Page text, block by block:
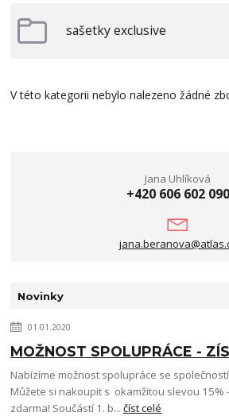
sašetky exclusive
V této kategorii nebylo nalezeno žádné
Jana Uhlíková
+420 606 602 090
Novinky
01.01.2020
MOŽNOST SPOLUPRÁCE -
Nabízíme možnost spolupráce se společností
Můžete si nakoupit s okamžitou slevou 15%
zdarma! Součástí 1. b...číst celé